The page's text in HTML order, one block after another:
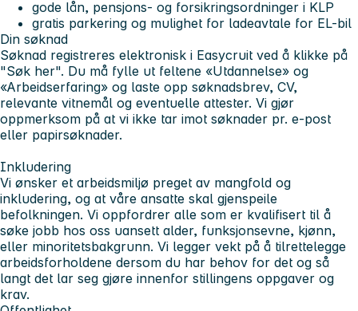
gode lån, pensjons- og forsikringsordninger i KLP
gratis parkering og mulighet for ladeavtale for EL-bil
Din søknad
Søknad registreres elektronisk i Easycruit ved å klikke på
"Søk her". Du må fylle ut feltene «Utdannelse» og
«Arbeidserfaring» og laste opp søknadsbrev, CV,
relevante vitnemål og eventuelle attester. Vi gjør
oppmerksom på at vi ikke tar imot søknader pr. e-post
eller papirsøknader.
Inkludering
Vi ønsker et arbeidsmiljø preget av mangfold og
inkludering, og at våre ansatte skal gjenspeile
befolkningen. Vi oppfordrer alle som er kvalifisert til å
søke jobb hos oss uansett alder, funksjonsevne, kjønn,
eller minoritetsbakgrunn. Vi legger vekt på å tilrettelegge
arbeidsforholdene dersom du har behov for det og så
langt det lar seg gjøre innenfor stillingens oppgaver og
krav.